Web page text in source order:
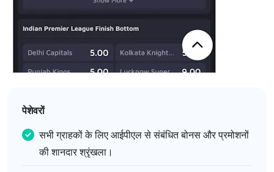
पेशेवरों
सभी ग्राहकों के लिए आईपीएल से संबंधित बोनस और प्रमोशनों
की शानदार श्रृंखला।